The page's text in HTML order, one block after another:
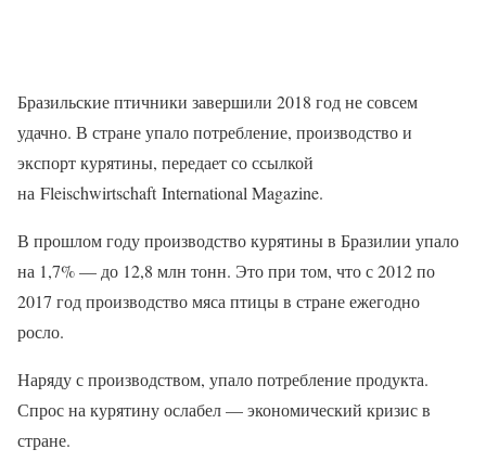
Бразильские птичники завершили 2018 год не совсем
удачно. В стране упало потребление, производство и
экспорт курятины, передает со ссылкой
на Fleischwirtschaft International Magazine.
В прошлом году производство курятины в Бразилии упало
на 1,7% — до 12,8 млн тонн. Это при том, что с 2012 по
2017 год производство мяса птицы в стране ежегодно
росло.
Наряду с производством, упало потребление продукта.
Спрос на курятину ослабел — экономический кризис в
стране.